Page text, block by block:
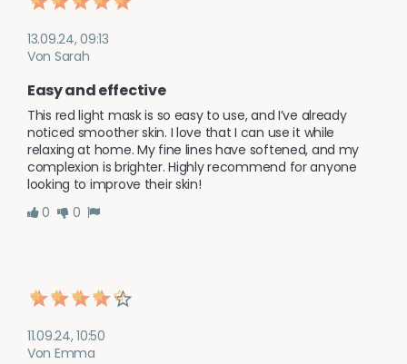
13.09.24, 09:13
Von Sarah
Easy and effective
This red light mask is so easy to use, and I’ve already
noticed smoother skin. I love that I can use it while
relaxing at home. My fine lines have softened, and my
complexion is brighter. Highly recommend for anyone
looking to improve their skin!
0
0
11.09.24, 10:50
Von Emma